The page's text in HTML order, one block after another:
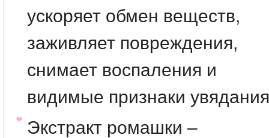
ускоряет обмен веществ,
заживляет повреждения,
снимает воспаления и
видимые признаки
Экстракт ромашки –